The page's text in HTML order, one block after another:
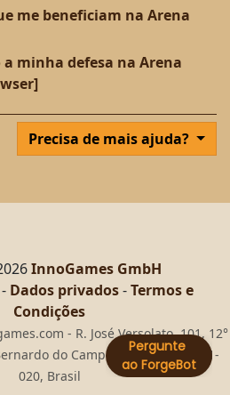
me beneficiam na Arena
minha defesa na Arena
Precisa de mais ajuda?
InnoGames GmbH
- Dados privados-Termos e
Condições
- R. José Versolato, 101, 12°
do Campo/SP, CEP n° 09751-
020, Brasil